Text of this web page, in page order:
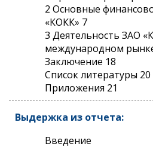
2 Основные
«КОКК» 7
3 Деятельность ЗАО
международном рынке
Заключение 18
Список литературы 20
Приложения 21
Выдержка из отчета:
Введение